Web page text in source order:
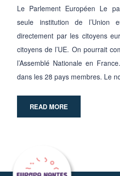
Le Parlement Européen Le
seule institution de l’Union
directement par les citoyens
citoyens de l’UE. On pourrait
l’Assemblé Nationale en
dans les 28 pays membres. Le
READ MORE